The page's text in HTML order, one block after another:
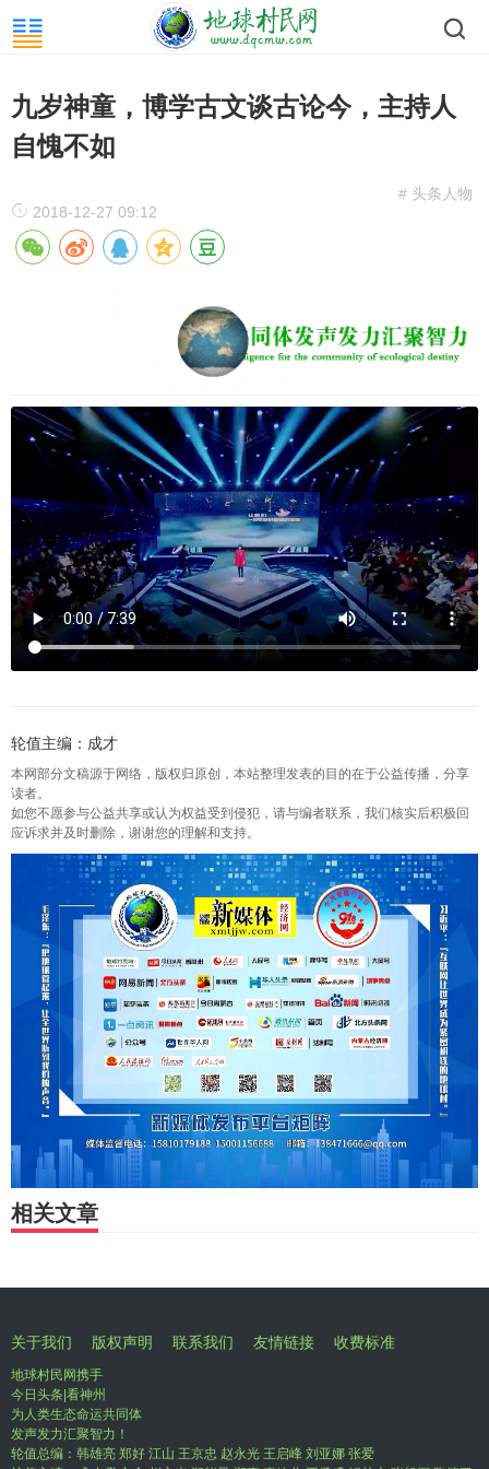
九岁神童，博学古文谈古论今，主持人
自愧不如
# 头条人物
2018-12-27 09:12
轮值主编：成才
本网部分文稿源于网络，版权归原创，本站整理发表的目的在于公益传播，分享
读者。
如您不愿参与公益共享或认为权益受到侵犯，请与编者联系，我们核实后积极回
应诉求并及时删除，谢谢您的理解和支持。
相关文章
关于我们 版权声明 联系我们 友情链接 收费标准
地球村民网携手
今日头条|看神州
为人类生态命运共同体
发声发力汇聚智力！
轮值总编：韩雄亮 郑好 江山 王京忠 赵永光 王启峰 刘亚娜 张爱